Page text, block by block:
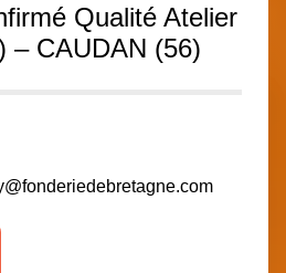
Qualité Atelier
– CAUDAN (56)